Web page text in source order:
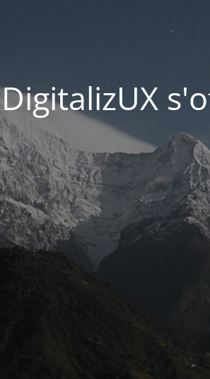
DigitalizUX